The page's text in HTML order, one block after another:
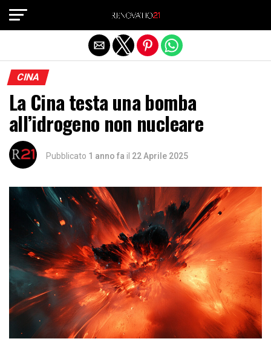
CINA
La Cina testa una bomba
all’idrogeno non nucleare
Pubblicato 1 anno fa il 22 Aprile 2025
Exit mobile version